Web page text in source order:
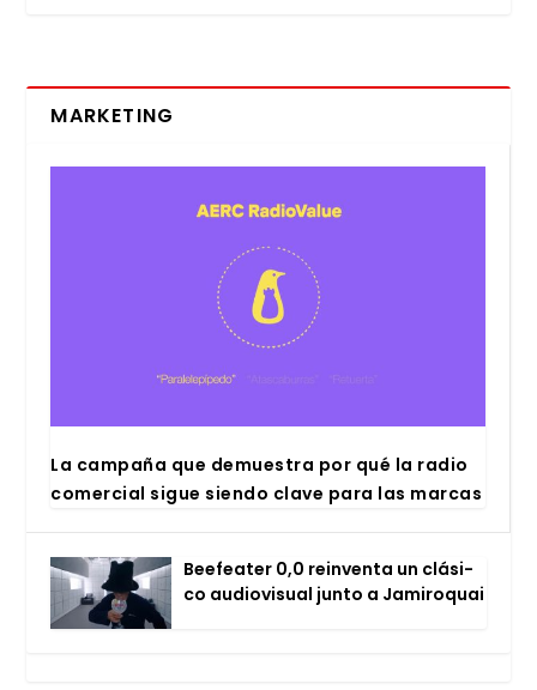
MARKETING
La cam­pa­ña que demues­tra por qué la radio
comer­cial sigue sien­do cla­ve para las mar­cas
Bee­fea­ter 0,0 rein­ven­ta un clá­si­
co audio­vi­sual jun­to a Jami­ro­quai